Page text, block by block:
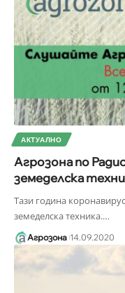
АКТУАЛНО
Агрозона по
земеделска
Тази година
земеделска техника.…
Агрозона 14.09.2020